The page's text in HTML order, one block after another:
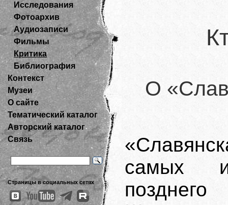
Исследования
Фотоархив
Аудиозаписи
Фильмы
Критика
Библиография
Контекст
Музеи
О сайте
Тематический каталог
Авторский каталог
Связь
Страницы в социальных сетях
О
самых